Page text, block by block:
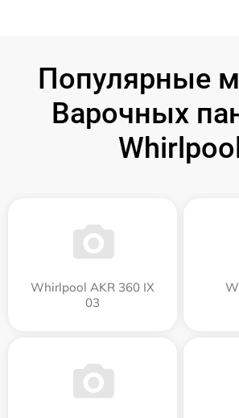
Популярные
Варочных
Whirlpool
Whirlpool AKR 360 IX
03